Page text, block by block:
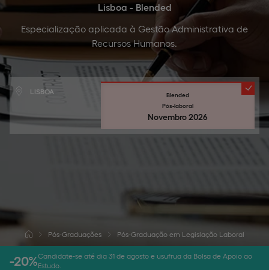
Lisboa - Blended
Especialização aplicada à Gestão Administrativa de
Recursos Humanos.
LISBOA
Blended
Pós-laboral
Novembro 2026
Pós-Graduações Pós-Graduação em Legislação Laboral
-20%Candidate-se até dia 31 de agosto e usufrua da Bolsa de Apoio ao
Estudo.